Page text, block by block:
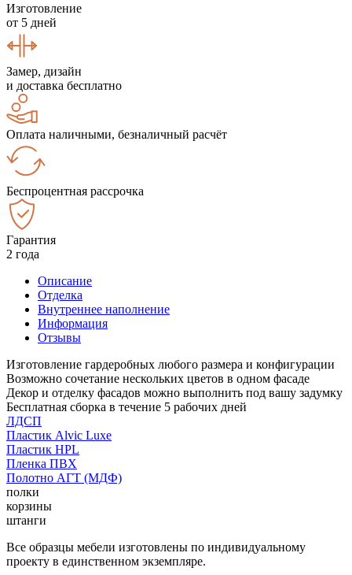
Изготовление
от 5 дней
Замер, дизайн
и доставка бесплатно
Оплата наличными, безналичный расчёт
Беспроцентная рассрочка
Гарантия
2 года
Описание
Отделка
Внутреннее наполнение
Информация
Отзывы
Изготовление гардеробных любого размера и конфигурации
Возможно сочетание нескольких цветов в одном фасаде
Декор и отделку фасадов можно выполнить под вашу задумку
Бесплатная сборка в течение 5 рабочих дней
ЛДСП
Пластик Alvic Luxe
Пластик HPL
Пленка ПВХ
Полотно АГТ (МДФ)
полки
корзины
штанги
Все образцы мебели изготовлены по индивидуальному
проекту в единственном экземпляре.